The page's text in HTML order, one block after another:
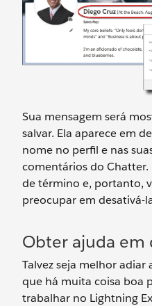
Sua mensagem será
salvar. Ela aparece em
nome no perfil e nas
comentários do Chatter.
de término e, portanto,
preocupar em desativá-
Obter ajuda em
Talvez seja melhor adiar
que há muita coisa boa
trabalhar no Lightning